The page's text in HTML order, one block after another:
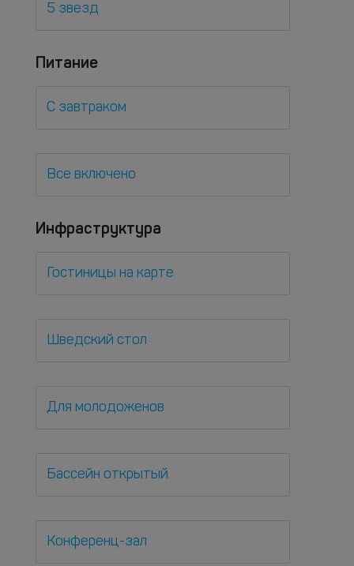
5 звезд
Питание
С завтраком
Все включено
Инфраструктура
Гостиницы на карте
Шведский стол
Для молодоженов
Бассейн открытый
Конференц-зал